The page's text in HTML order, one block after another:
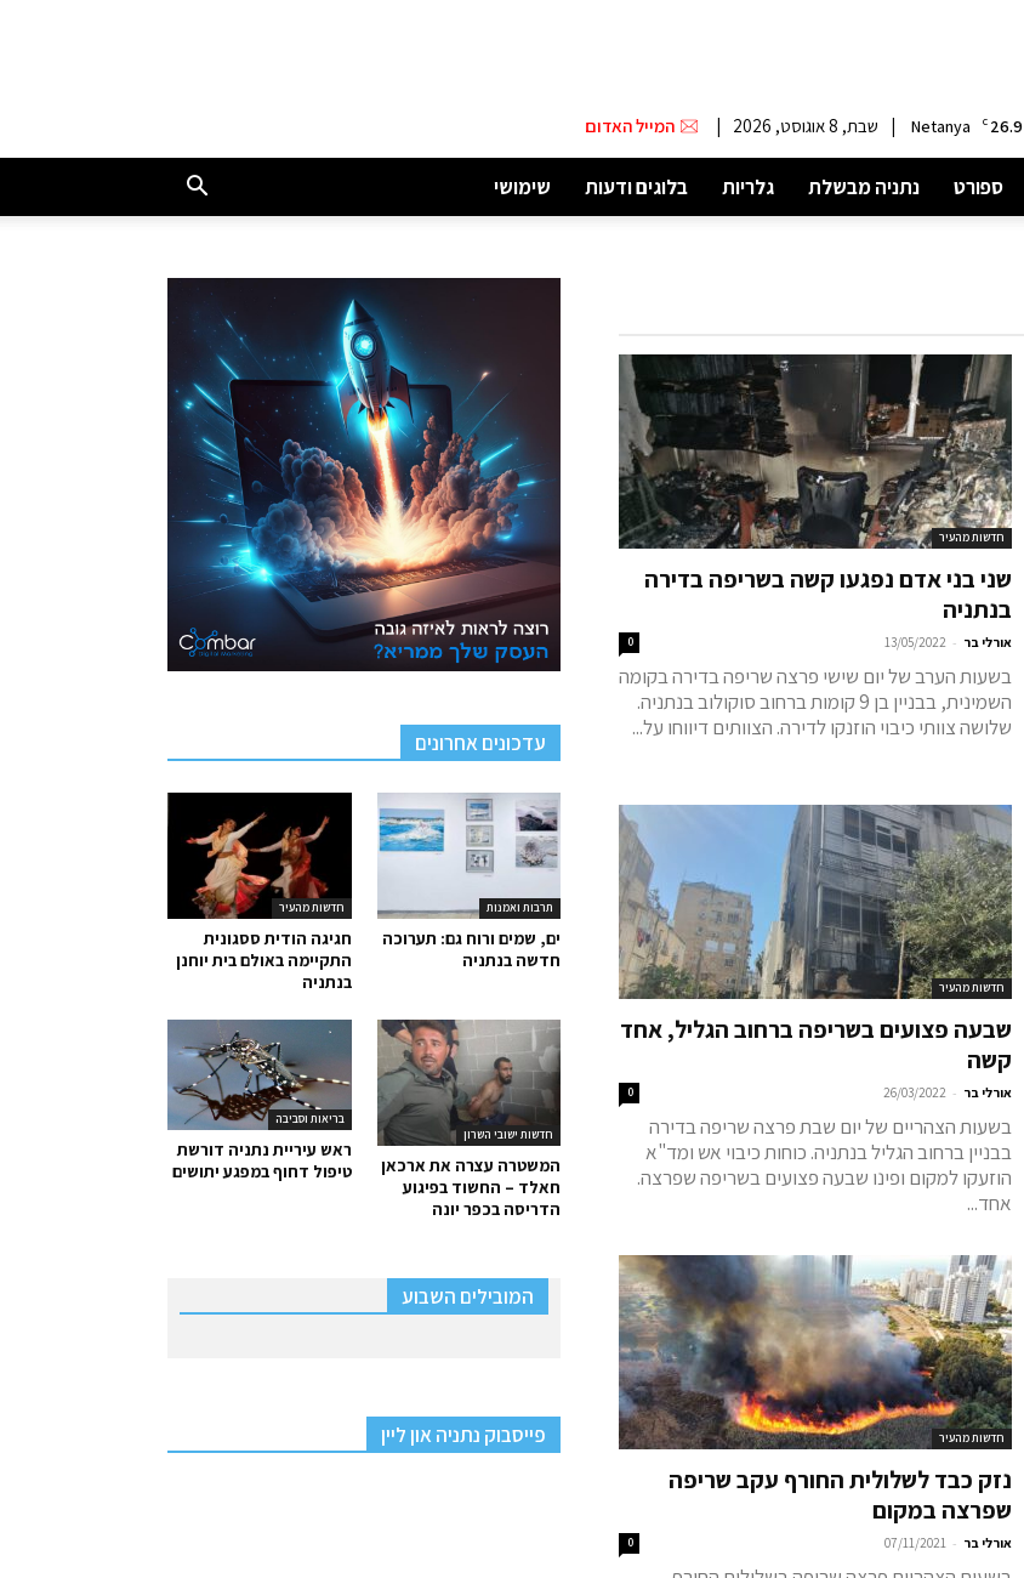
26.9
C
Netanya
| שבת, 8 אוגוסט, 2026 | המייל האדום
ספורט נתניה מבשלת גלריות בלוגים ודעות שימושי
חדשות מהעיר
שני בני אדם נפגעו קשה בשריפה בדירה
בנתניה
אורלי בר -
13/05/2022
0
בשעות הערב של יום שישי פרצה שריפה בדירה בקומה
השמינית, בבניין בן 9 קומות ברחוב סוקולוב בנתניה.
שלושה צוותי כיבוי הוזנקו לדירה. הצוותים דיווחו על...
חדשות מהעיר
שבעה פצועים בשריפה ברחוב הגליל, אחד
קשה
אורלי בר -
26/03/2022
0
בשעות הצהריים של יום שבת פרצה שריפה בדירה
בבניין ברחוב הגליל בנתניה. כוחות כיבוי אש ומד"א
הוזעקו למקום ופינו שבעה פצועים בשריפה שפרצה.
אחד...
חדשות מהעיר
נזק כבד לשלולית החורף עקב שריפה
שפרצה במקום
אורלי בר -
07/11/2021
0
עדכונים אחרונים
חדשות מהעיר
חגיגה הודית ססגונית
התקיימה באולם בית יוחנן
בנתניה
תרבות ואמנות
ים, שמים ורוח גם: תערוכה
חדשה בנתניה
בריאות וסביבה
ראש עיריית נתניה דורשת
טיפול דחוף במפגע יתושים
חדשות ישובי השרון
המשטרה עצרה את ארכאן
חאלד – החשוד בפיגוע
הדריסה בכפר יונה
המובילים השבוע
פייסבוק נתניה און ליין